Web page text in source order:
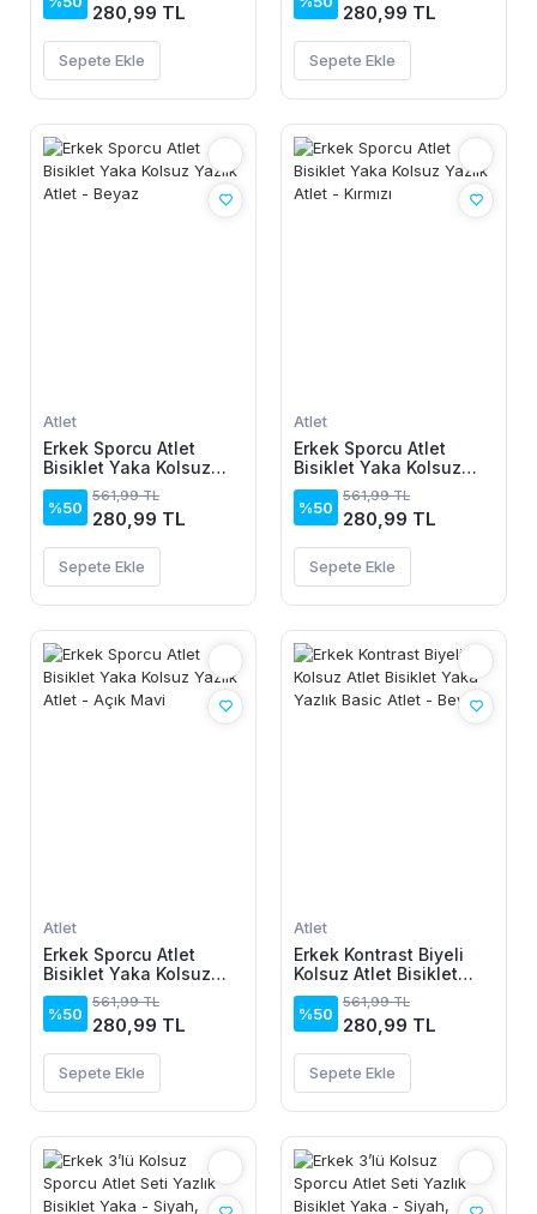
280,99 TL
Sepete Ekle
280,99 TL
Sepete Ekle
Atlet
Erkek Sporcu Atlet
Bisiklet Yaka Kolsuz
Yazlık Atlet - Beyaz
%50
561,99 TL
280,99 TL
Sepete Ekle
Atlet
Erkek Sporcu Atlet
Bisiklet Yaka Kolsuz
Yazlık Atlet - Kırmızı
%50
561,99 TL
280,99 TL
Sepete Ekle
Atlet
Erkek Sporcu Atlet
Bisiklet Yaka Kolsuz
Yazlık Atlet - Açık Mavi
%50
561,99 TL
280,99 TL
Sepete Ekle
Atlet
Erkek Kontrast Biyeli
Kolsuz Atlet Bisiklet
Yaka Yazlık Basic Atlet
- Beyaz
%50
561,99 TL
280,99 TL
Sepete Ekle